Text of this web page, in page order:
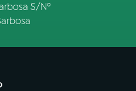
S/Nº